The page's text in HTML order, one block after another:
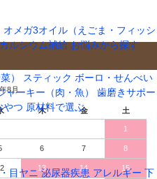
オメガ3オイル（えごま・フィッシ
カルシウム補給 お悩みから探す
） スティック ボーロ・せんべい
ャーキー（肉・魚）
歯磨きサポー
やつ 原材料で選ぶ
目ヤニ 泌尿器疾患 アレルギー 下
8月
木 金 土
1
6 7 8
13 14 15